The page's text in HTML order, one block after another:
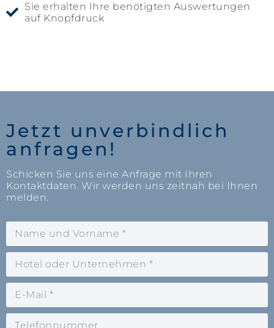
Sie erhalten Ihre benötigten Auswertungen
auf Knopfdruck
Jetzt unverbindlich
anfragen!
Schicken Sie uns eine Anfrage mit Ihren
Kontaktdaten. Wir werden uns zeitnah bei Ihnen
melden.